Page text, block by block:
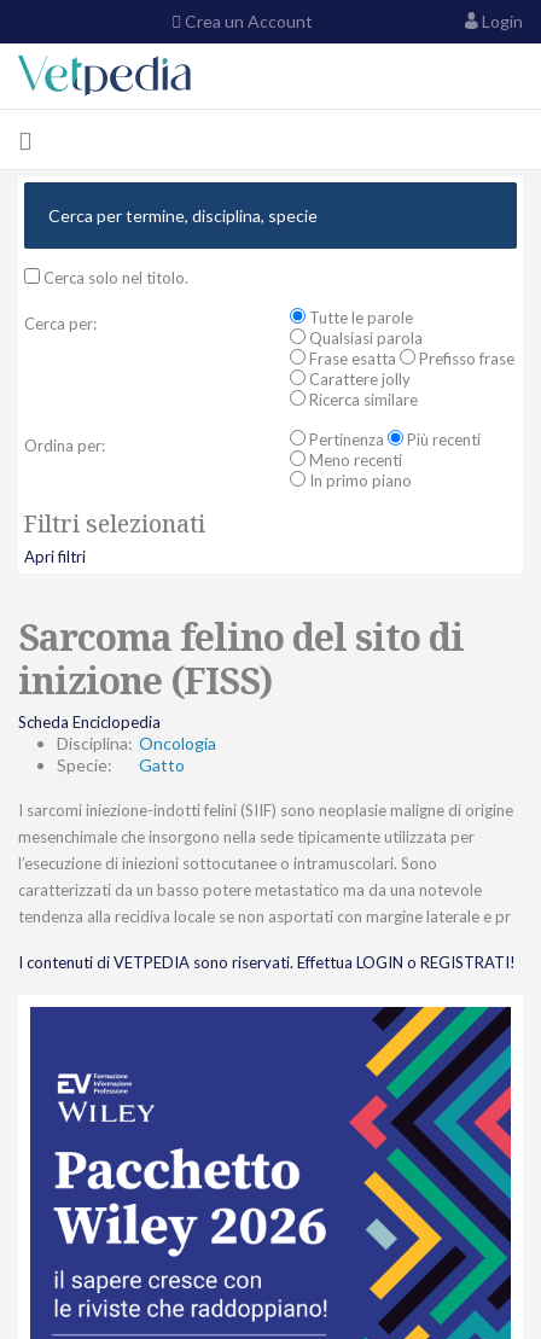
Crea un Account Login
Cerca solo nel titolo.
Cerca per:
Tutte le parole
Qualsiasi parola
Frase esatta
Prefisso frase
Carattere jolly
Ricerca similare
Ordina per: Pertinenza
Più recenti
Meno recenti
In primo piano
Filtri selezionati
Apri filtri
Sarcoma felino del sito di
inizione (FISS)
Scheda Enciclopedia
Disciplina: Oncologia
Specie:
Gatto
I sarcomi iniezione-indotti felini (SIIF) sono neoplasie maligne di origine
mesenchimale che insorgono nella sede tipicamente utilizzata per
l’esecuzione di iniezioni sottocutanee o intramuscolari. Sono
caratterizzati da un basso potere metastatico ma da una notevole
tendenza alla recidiva locale se non asportati con margine laterale e pr
I contenuti di VETPEDIA sono riservati. Effettua LOGIN o REGISTRATI!